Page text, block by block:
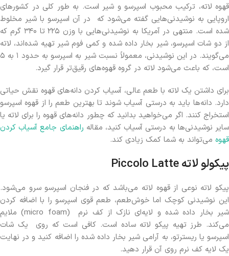
قهوه لاته، ترکیب محبوب اسپرسو و شیر است. به طور کلی در کشورهای
اروپایی به نوشیدنی‌هایی گفته می‌شود که در آن اسپرسو با شیر مخلوط
شده است. منتهی در آمریکا به نوشیدنی‌هایی با وزن ۲۲۵ تا ۳۴۰ گرم که
از دو شات اسپرسو، شیر بخار داده شده و کمی فوم شیر تهیه شده‌اند، لاته
می‌گویند. در این نوشیدنی، معمولاً نسبت شیر به اسپرسو به حدود ۱ به ۵
است، که باعث می‌شود لاته در گروه قهوه‌های رقیق‌تر قرار گیرد.
برای داشتن یک لاته با طعم عالی، آسیاب کردن دانه‌های قهوه نقش حیاتی
دارد. دانه‌ها باید به درستی آسیاب شوند تا بهترین طعم را از قهوه اسپرسو
استخراج کنند. اگر می‌خواهید بدانید که چطور دانه‌های قهوه را برای لاته یا
سایر نوشیدنی‌ها به درستی آسیاب کنید، مقاله راهنمای جامع آسیاب کردن
قهوه می‌تواند به شما کمک زیادی کند.
پیکولو لاته
پیکو لاته نوعی از قهوه لاته می‌باشد که در فنجان اسپرسو سرو می‌شود.
این نوشیدنی کوچک اما خوش‌طعم، طعم قوی اسپرسو را با اضافه کردن
شیر بخار داده شده و لایه‌ای نازک از کف نرم (micro foam) ملایم
می‌کند. طرز تهیه پیکو لاته ساده است. کافی است که روی یک شات
اسپرسو یا ریسترتو، به آرامی شیر بخار داده شده را اضافه کنید و در نهایت
یک لایه کف نرم روی آن قرار دهید.